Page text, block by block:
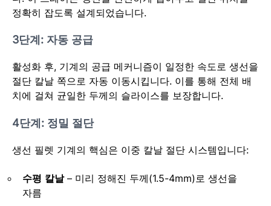
정확히 잡도록 설계되었습니다.
3단계: 자동 공급
활성화 후, 기계의 공급 메커니즘이 일정한 속도로 생선을
절단 칼날 쪽으로 자동 이동시킵니다. 이를 통해 전체 배
치에 걸쳐 균일한 두께의 슬라이스를 보장합니다.
4단계: 정밀 절단
생선 필렛 기계의 핵심은 이중 칼날 절단 시스템입니다:
수평 칼날– 미리 정해진 두께(1.5-4mm)로 생선을
자름